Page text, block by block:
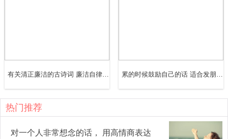
29.只有和你在一起的时候，才不会去羡慕别人。
30.只有你知我的情绪，也只有你能带给我情绪。
有关清正廉洁的古诗词 廉洁自律经典语录 累的时候鼓励自己的话 适合发朋友圈正能量短句
热门推荐
对一个人非常想念的话， 用高情商表达